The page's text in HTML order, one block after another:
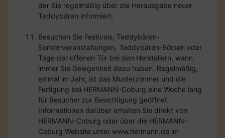
der Sie regelmäßig über die Herausgabe neuer
Teddybären informiert.
Besuchen Sie Festivals, Teddybären-
Sonderveranstaltungen, Teddybären-Börsen oder
Tage der offenen Tür bei den Herstellern, wann
immer Sie Gelegenheit dazu haben. Regelmäßig,
einmal im Jahr, ist das Musterzimmer und die
Fertigung bei HERMANN-Coburg eine Woche lang
für Besucher zur Besichtigung geöffnet.
Informationen darüber erhalten Sie direkt von
HERMANN-Coburg oder über die HERMANN-
Coburg Website unter www.hermann.de im